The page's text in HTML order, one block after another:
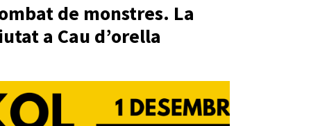
de monstres. La
a Cau d’orella